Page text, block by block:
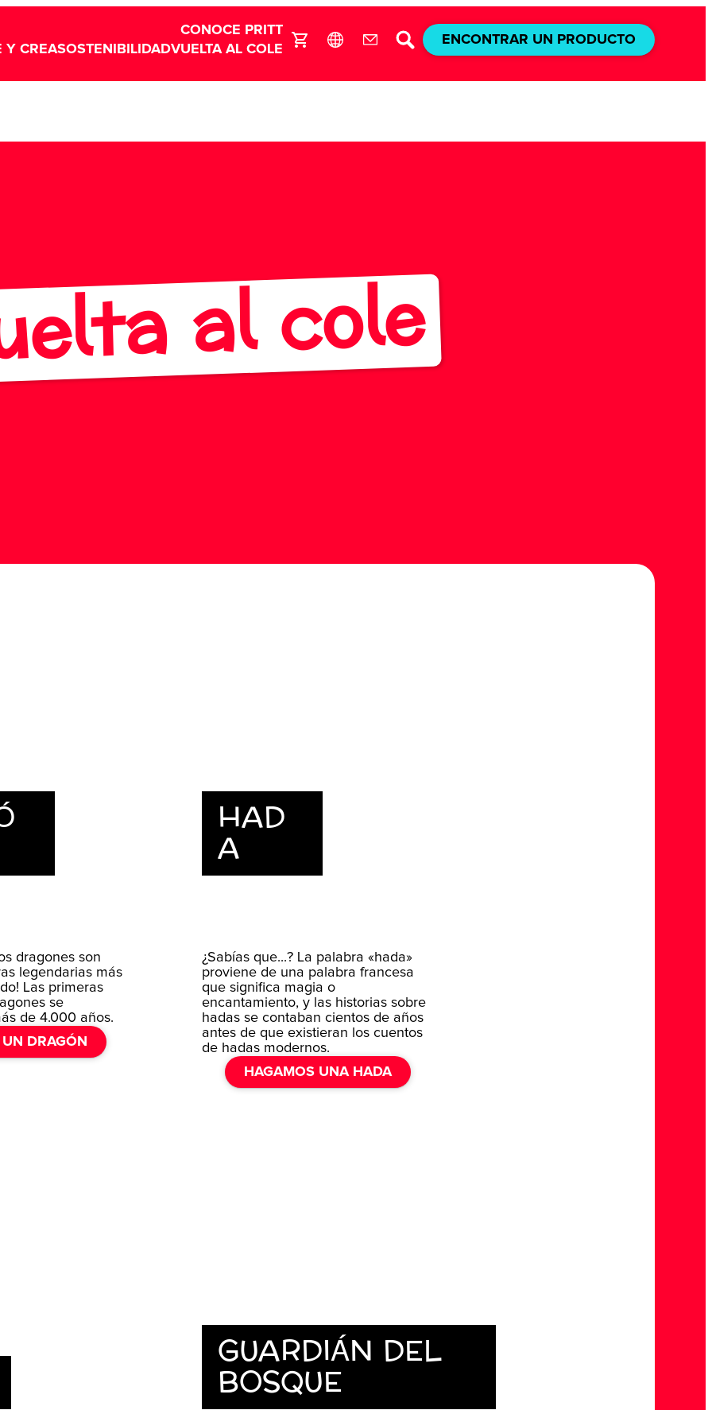
Y CREASOSTENIBILIDADVUELTA AL COLE
CONOCE PRITT
ENCONTRAR UN PRODUCTO
al cole
dragones son
legendarias más
Las primeras
se
de 4.000 años.
DRAGÓN
HAD
A
¿Sabías que...? La palabra «hada»
proviene de una palabra francesa
que significa magia o
encantamiento, y las historias sobre
hadas se contaban cientos de años
antes de que existieran los cuentos
de hadas modernos.
HAGAMOS UNA HADA
GUARDIÁN DEL
BOSQUE